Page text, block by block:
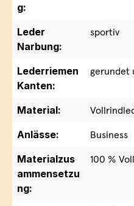
g:
Leder
Narbung:
sportiv
Lederriemen
Kanten:
gerundet
Material:
Anlässe:
Business
Materialzus
ammensetzu
ng:
100 %